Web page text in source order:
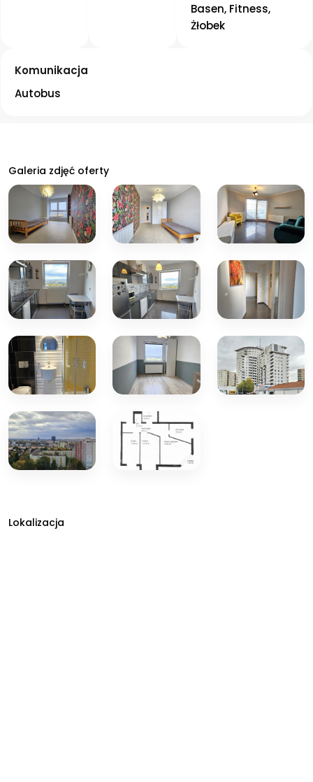
Basen, Fitness,
Żłobek
Komunikacja
Autobus
Galeria zdjęć oferty
Lokalizacja